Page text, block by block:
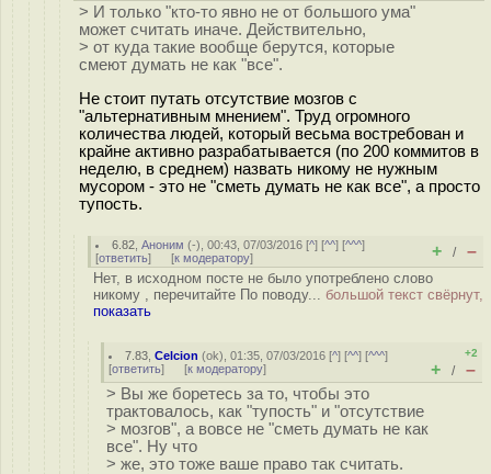
> И только "кто-то явно не от большого ума"
может считать иначе. Действительно,
> от куда такие вообще берутся, которые
смеют думать не как "все".
Не стоит путать отсутствие мозгов с
"альтернативным мнением". Труд огромного
количества людей, который весьма востребован и
крайне активно разрабатывается (по 200 коммитов в
неделю, в среднем) назвать никому не нужным
мусором - это не "сметь думать не как все", а просто
тупость.
6.82 ,Аноним (-), 00:43, 07/03/2016 [^] [^^] [^^^]
[ответить] [к модератору] + / –
Нет, в исходном посте не было употреблено слово
никому , перечитайте По поводу... большой текст свёрнут,
показать
7.83 ,Celcion (ok), 01:35, 07/03/2016 [^] [^^] [^^^]
[ответить] [к модератору]
+2
+ / –
> Вы же боретесь за то, чтобы это
трактовалось, как "тупость" и "отсутствие
> мозгов", а вовсе не "сметь думать не как
все". Ну что
> же, это тоже ваше право так считать.